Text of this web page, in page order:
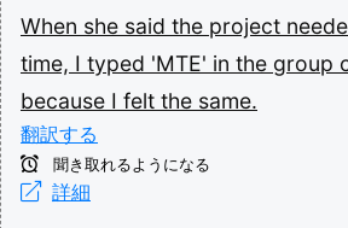
When she said the project
time, I typed 'MTE' in the group
because I felt the same.
翻訳する
聞き取れるようになる
詳細